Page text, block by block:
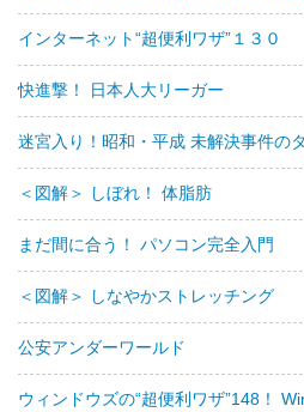
インターネット“超便利ワザ”１３０
快進撃！ 日本人大リーガー
迷宮入り！昭和・平成 未解決事件の
＜図解＞ しぼれ！ 体脂肪
まだ間に合う！ パソコン完全入門
＜図解＞ しなやかストレッチング
公安アンダーワールド
ウィンドウズの“超便利ワザ”148！